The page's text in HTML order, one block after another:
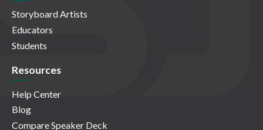
Storyboard Artists
Educators
Students
Resources
Help Center
Blog
Compare Speaker Deck